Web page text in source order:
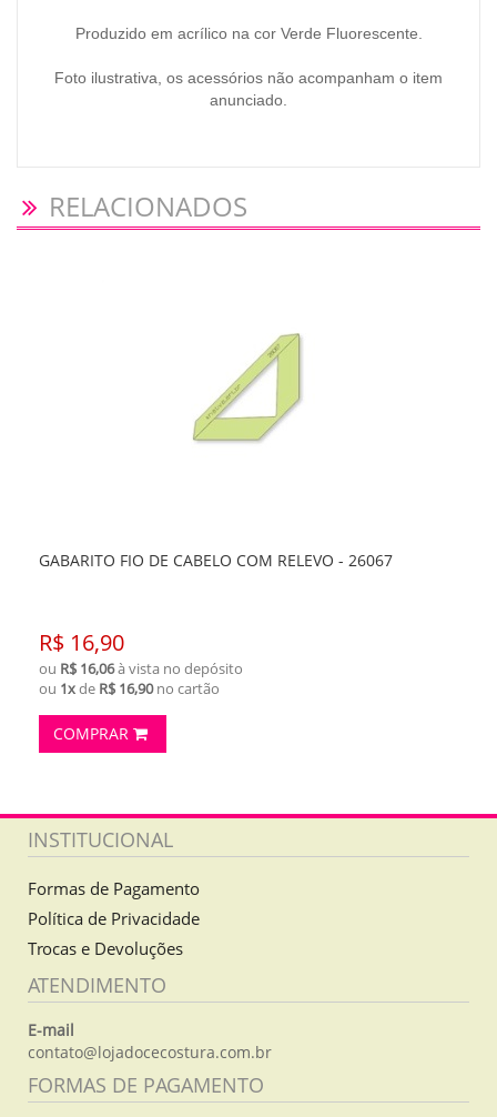
Produzido em acrílico na cor Verde Fluorescente.
Foto ilustrativa, os acessórios não acompanham o item
anunciado.
RELACIONADOS
GABARITO FIO DE CABELO COM RELEVO - 26067
R$ 16,90
ou R$ 16,06à vista no depósito
ou 1xde R$ 16,90no cartão
COMPRAR
INSTITUCIONAL
Formas de Pagamento
Política de Privacidade
Trocas e Devoluções
ATENDIMENTO
E-mail
contato@lojadocecostura.com.br
FORMAS DE PAGAMENTO